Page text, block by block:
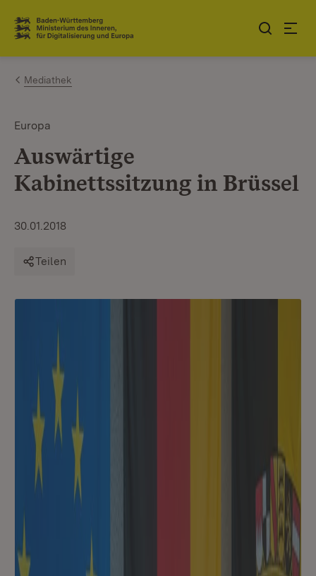
Zum Inhalt springen
Link zur Startseite
Mediathek
Europa
Auswärtige
Kabinettssitzung in Brüssel
30.01.2018
Teilen